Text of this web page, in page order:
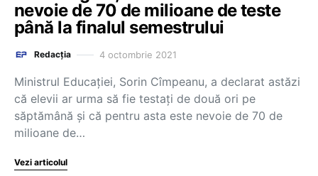
nevoie de 70 de milioane de teste
până la finalul semestrului
Redacția 4 octombrie 2021
Ministrul Educației, Sorin Cîmpeanu, a declarat astăzi
că elevii ar urma să fie testați de două ori pe
săptămână și că pentru asta este nevoie de 70 de
milioane de…
Vezi articolul